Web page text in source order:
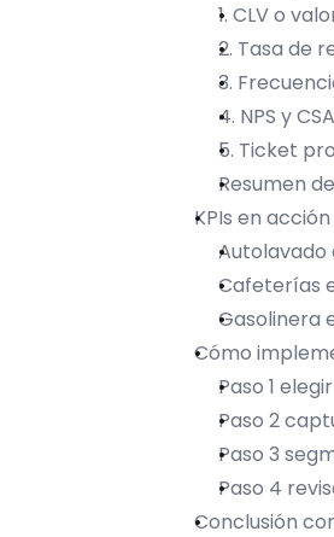
1. CLV o
2. Tasa de
3.
4. NPS y
5. Ticket
Resumen
KPIs en
Cafeterías
Gasolinera
Cómo
Paso 1
Paso 2
Paso 3
Paso 4
Conclusión